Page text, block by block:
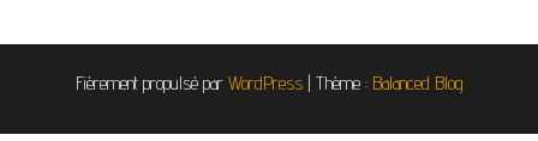
Fièrement propulsé par WordPress Thème : Balanced Blog